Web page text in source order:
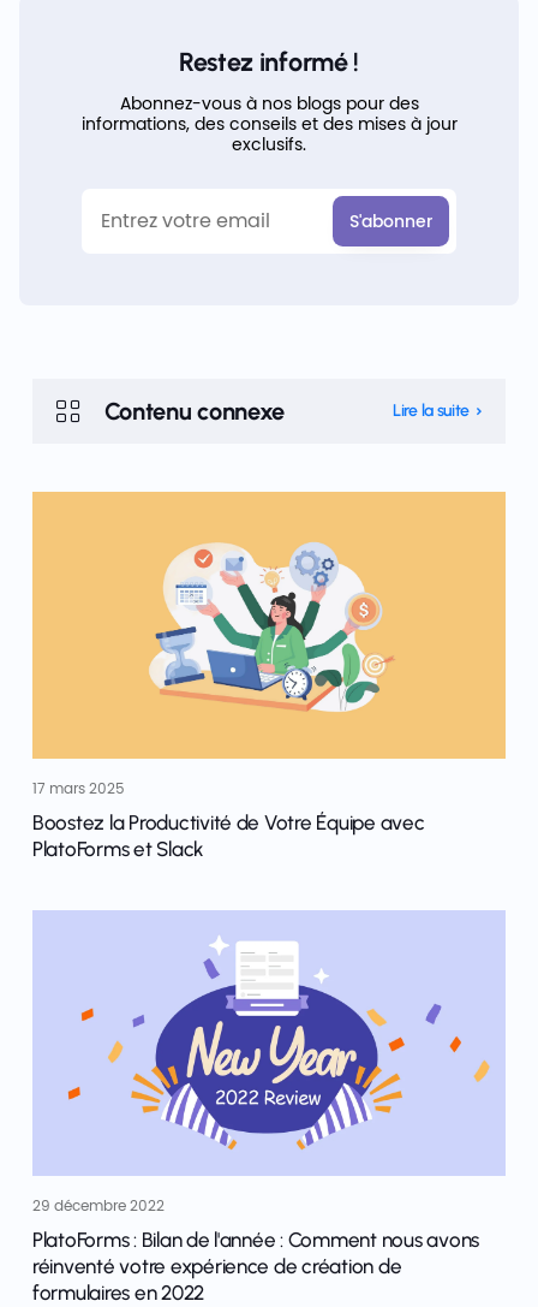
Restez informé !
Abonnez-vous à nos blogs pour des
informations, des conseils et des mises à jour
exclusifs.
Contenu connexe Lire la suite
17 mars 2025
Boostez la Productivité de Votre Équipe avec
PlatoForms et Slack
29 décembre 2022
PlatoForms : Bilan de l'année : Comment nous avons
réinventé votre expérience de création de
formulaires en 2022